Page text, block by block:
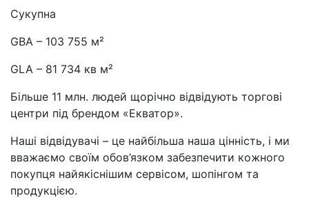
Сукупна
GBA – 103 755 м²
GLA – 81 734 кв м²
Більше 11 млн. людей щорічно відвідують торгові
центри під брендом «Екватор».
Наші відвідувачі – це найбільша наша цінність, і ми
вважаємо своїм обов’язком забезпечити кожного
покупця найякіснішим сервісом, шопінгом та
продукцією.